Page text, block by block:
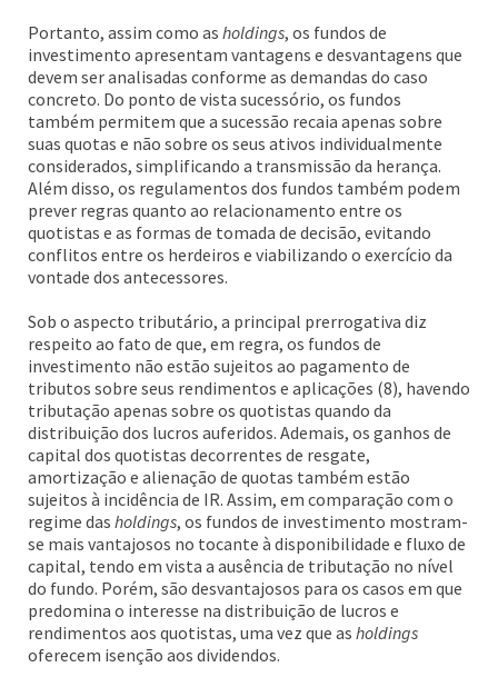
Portanto, assim como as holdings, os fundos de
investimento apresentam vantagens e desvantagens que
devem ser analisadas conforme as demandas do caso
concreto. Do ponto de vista sucessório, os fundos
também permitem que a sucessão recaia apenas sobre
suas quotas e não sobre os seus ativos individualmente
considerados, simplificando a transmissão da herança.
Além disso, os regulamentos dos fundos também podem
prever regras quanto ao relacionamento entre os
quotistas e as formas de tomada de decisão, evitando
conflitos entre os herdeiros e viabilizando o exercício da
vontade dos antecessores.
Sob o aspecto tributário, a principal prerrogativa diz
respeito ao fato de que, em regra, os fundos de
investimento não estão sujeitos ao pagamento de
tributos sobre seus rendimentos e aplicações (8), havendo
tributação apenas sobre os quotistas quando da
distribuição dos lucros auferidos. Ademais, os ganhos de
capital dos quotistas decorrentes de resgate,
amortização e alienação de quotas também estão
sujeitos à incidência de IR. Assim, em comparação com o
regime das holdings, os fundos de investimento mostram-
se mais vantajosos no tocante à disponibilidade e fluxo de
capital, tendo em vista a ausência de tributação no nível
do fundo. Porém, são desvantajosos para os casos em que
predomina o interesse na distribuição de lucros e
rendimentos aos quotistas, uma vez que as holdings
oferecem isenção aos dividendos.